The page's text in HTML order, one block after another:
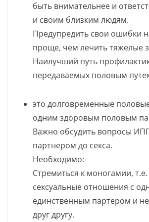
быть внимательнее и
и своим близким людям.
Предупредить свои ошибки
проще, чем лечить тяжелые
Наилучший путь
передаваемых половым
это долговременные
одним здоровым половым
Важно обсудить вопросы
партнером до секса.
Необходимо:
Стремиться к моногамии,
сексуальные отношения с
единственным партером и
друг другу.